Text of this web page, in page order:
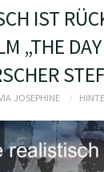
IST
„THE
JOSEPHINE